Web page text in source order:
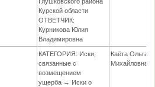
Курской области
ОТВЕТЧИК:
Курникова Юлия
Владимировна
КАТЕГОРИЯ: Иски,
связанные с
возмещением
ущерба → Иски о
Каёта Ольга
Михайловна